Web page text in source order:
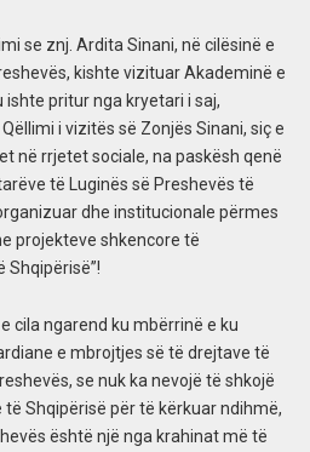
se znj. Ardita Sinani, në cilësinë e
kishte vizituar Akademinë e
ishte pritur nga kryetari i saj,
i vizitës së Zonjës Sinani, siç e
në rrjetet sociale, na paskësh qenë
të Luginës së Preshevës të
dhe institucionale përmes
projekteve shkencore të
Shqipërisë”!
cila ngarend ku mbërrinë e ku
e mbrojtjes së të drejtave të
se nuk ka nevojë të shkojë
Shqipërisë për të kërkuar ndihmë,
është një nga krahinat më të